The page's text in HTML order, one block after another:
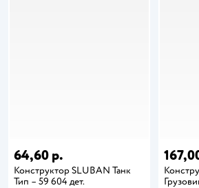
64,60 р.
Конструктор SLUBAN Танк
Тип – 59 604 дет.